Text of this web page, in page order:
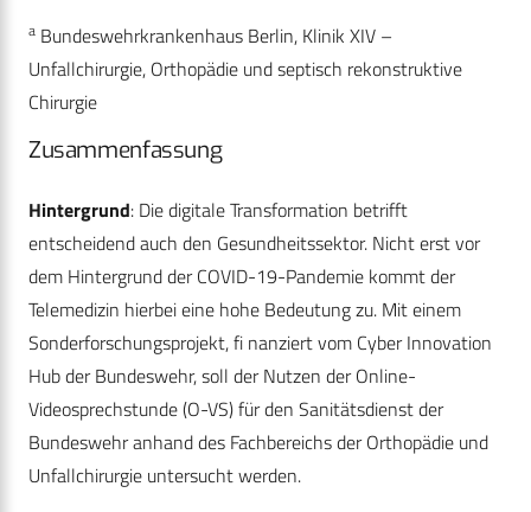
a Bundeswehrkrankenhaus Berlin, Klinik XIV –
Unfallchirurgie, Orthopädie und septisch rekonstruktive
Chirurgie
Zusammenfassung
Hintergrund: Die digitale Transformation betrifft
entscheidend auch den Gesundheitssektor. Nicht erst vor
dem Hintergrund der COVID-19-Pandemie kommt der
Telemedizin hierbei eine hohe Bedeutung zu. Mit einem
Sonderforschungsprojekt, fi nanziert vom Cyber Innovation
Hub der Bundeswehr, soll der Nutzen der Online-
Videosprechstunde (O-VS) für den Sanitätsdienst der
Bundeswehr anhand des Fachbereichs der Orthopädie und
Unfallchirurgie untersucht werden.